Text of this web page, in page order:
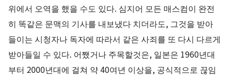
위에서 오역을 했을 수도 있다. 심지어 모든 매스컴이 완전
히 똑같은 문맥의 기사를 내보냈다 치더라도, 그것을 받아
들이는 시청자나 독자에 따라서 같은 사죄를 또 다시 다르게
받아들일 수 있다. 어쨌거나 주목할것은, 일본은 1960년대
부터 2000년대에 걸쳐 약 40여년 이상을, 공식적으로 끊임